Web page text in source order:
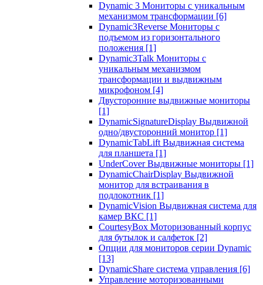
Dynamic 3 Мониторы с уникальным
механизмом трансформации [6]
Dynamic3Reverse Мониторы с
подъемом из горизонтального
положения [1]
Dynamic3Talk Мониторы с
уникальным механизмом
трансформации и выдвижным
микрофоном [4]
Двусторонние выдвижные мониторы
[1]
DynamicSignatureDisplay Выдвижной
одно/двусторонний монитор [1]
DynamicTabLift Выдвижная система
для планшета [1]
UnderCover Выдвижные мониторы [1]
DynamicChairDisplay Выдвижной
монитор для встраивания в
подлокотник [1]
DynamicVision Выдвижная система для
камер ВКС [1]
CourtesyBox Моторизованный корпус
для бутылок и салфеток [2]
Опции для мониторов серии Dynamic
[13]
DynamicShare система управления [6]
Управление моторизованными